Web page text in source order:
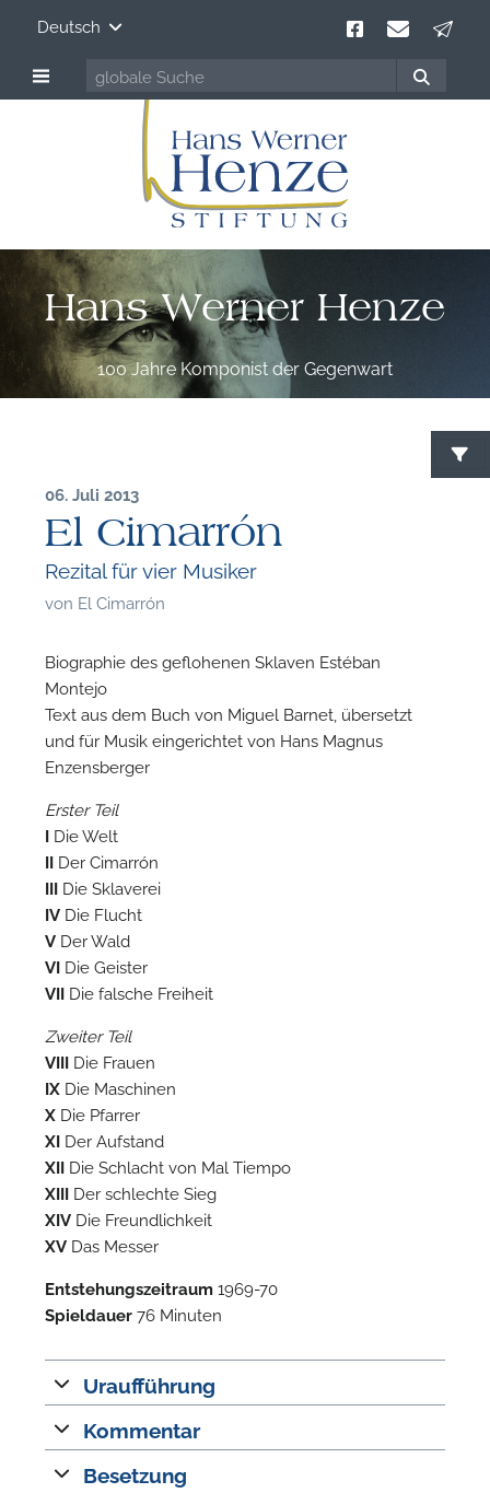
Deutsch
Hans Werner Henze
100 Jahre Komponist der Gegenwart
06. Juli 2013
El Cimarrón
Rezital für vier Musiker
von El Cimarrón
Biographie des geflohenen Sklaven Estéban
Montejo
Text aus dem Buch von Miguel Barnet, übersetzt
und für Musik eingerichtet von Hans Magnus
Enzensberger
Erster Teil
I Die Welt
II Der Cimarrón
III Die Sklaverei
IV Die Flucht
V Der Wald
VI Die Geister
VII Die falsche Freiheit
Zweiter Teil
VIII Die Frauen
IX Die Maschinen
X Die Pfarrer
XI Der Aufstand
XII Die Schlacht von Mal Tiempo
XIII Der schlechte Sieg
XIV Die Freundlichkeit
XV Das Messer
Entstehungszeitraum 1969-70
Spieldauer 76 Minuten
Uraufführung
Kommentar
Besetzung